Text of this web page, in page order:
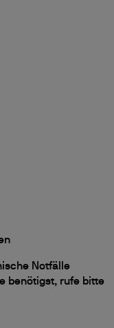
Notfälle
benötigst, rufe bitte